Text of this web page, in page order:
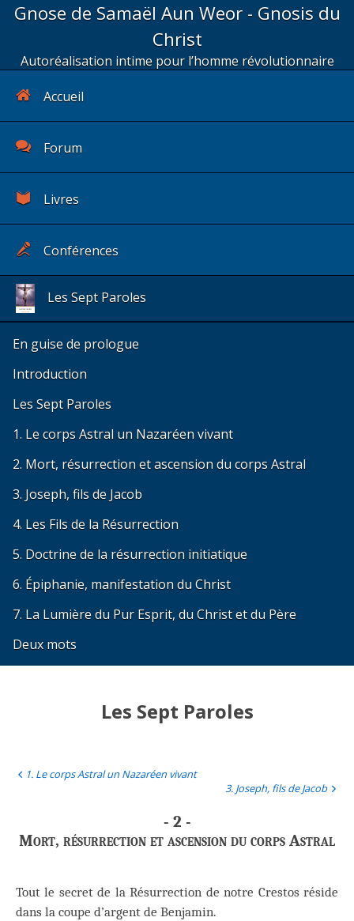
Gnose de Samaël Aun Weor - Gnosis du
Christ
Autoréalisation intime pour l’homme révolutionnaire
Accueil
Forum
Livres
Conférences
Les Sept Paroles
En guise de prologue
Introduction
Les Sept Paroles
1. Le corps Astral un Nazaréen vivant
2. Mort, résurrection et ascension du corps Astral
3. Joseph, fils de Jacob
4. Les Fils de la Résurrection
5. Doctrine de la résurrection initiatique
6. Épiphanie, manifestation du Christ
7. La Lumière du Pur Esprit, du Christ et du Père
Deux mots
Les Sept Paroles
1. Le corps Astral un Nazaréen vivant
3. Joseph, fils de Jacob
- 2 -
Mort, résurrection et ascension du corps Astral
Tout le secret de la Résurrection de notre Crestos réside
dans la coupe d’argent de Benjamin.